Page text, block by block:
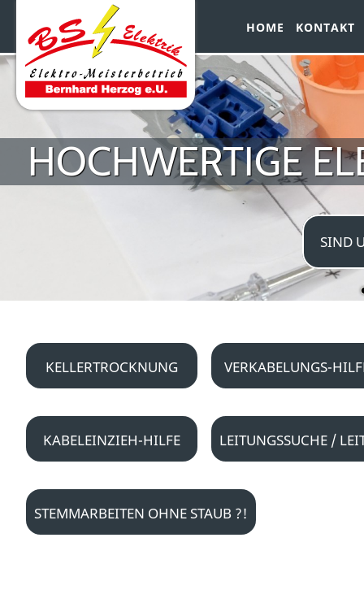
HOME KONTAKT
HOCHWERTIGE
SIND
KELLERTROCKNUNG VERKABELUNGS-
KABELEINZIEH-HILFE LEITUNGSSUCHE /
STEMMARBEITEN OHNE STAUB ?!